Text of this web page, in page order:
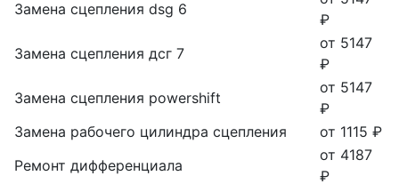
Замена сцепления dsg 6
₽
Замена сцепления дсг 7
от 5147
₽
Замена сцепления powershift
от 5147
₽
Замена рабочего цилиндра сцепления
от 1115 ₽
Ремонт дифференциала
от 4187
₽